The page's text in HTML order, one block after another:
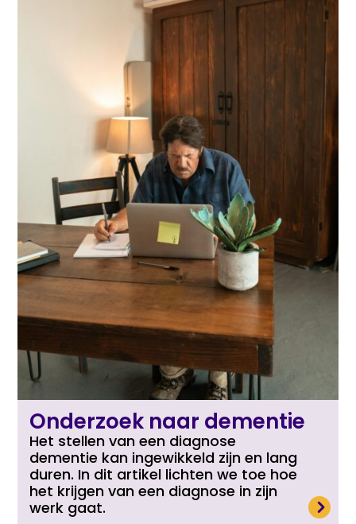
Onderzoek naar dementie
Het stellen van een diagnose
dementie kan ingewikkeld zijn en lang
duren. In dit artikel lichten we toe hoe
het krijgen van een diagnose in zijn
werk gaat.
Lees meer